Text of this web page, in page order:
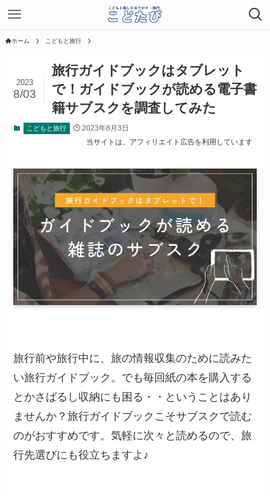
ホーム こどもと旅行
旅行ガイドブックはタブレット
で！ガイドブックが読める電子書
籍サブスクを調査してみた
2023
8/03
こどもと旅行
2023年8月3日
当サイトは、アフィリエイト広告を利用しています
旅行前や旅行中に、旅の情報収集のために読みた
い旅行ガイドブック。でも毎回紙の本を購入する
とかさばるし収納にも困る・・ということはあり
ませんか？旅行ガイドブックこそサブスクで読む
のがおすすめです。気軽に次々と読めるので、旅
行先選びにも役立ちますよ♪